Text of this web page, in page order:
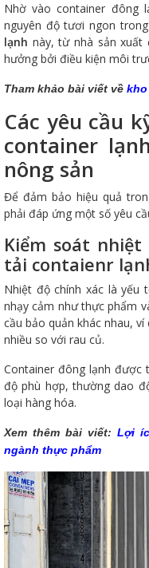
Nhờ vào container đông
nguyên độ tươi ngon
lạnh này, từ nhà sản xuất
hưởng bởi điều kiện môi
Tham khảo bài viết về k
Các yêu cầu
container
nông sản
Để đảm bảo hiệu quả
phải đáp ứng một số yêu
Kiểm soát
tải contaienr
Nhiệt độ chính xác là yếu
nhạy cảm như thực phẩm
cầu bảo quản khác nhau,
nhiều so với rau củ.
Container đông lạnh được
độ phù hợp, thường dao
loại hàng hóa.
Xem thêm bài viết: Lợi
ngành thực phẩm